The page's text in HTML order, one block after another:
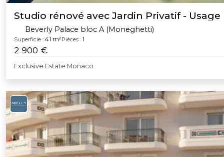
Studio rénové avec Jardin Privatif -
Beverly Palace bloc A (Moneghetti)
Superficie : 41 m²Pièces : 1
2 900 €
Exclusive Estate Monaco